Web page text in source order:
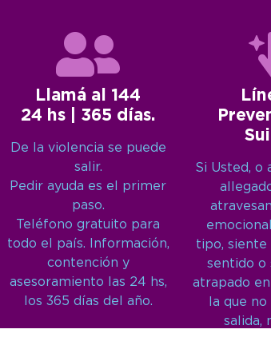
Llamá al 144
24 hs | 365 días.
De la violencia se puede
salir.
Pedir ayuda es el primer
paso.
Teléfono gratuito para
todo el país. Información,
contención y
asesoramiento las 24 hs,
los 365 días del año.
Si Usted, o
tipo, siente
sentido o
atrapado
la que
salida,